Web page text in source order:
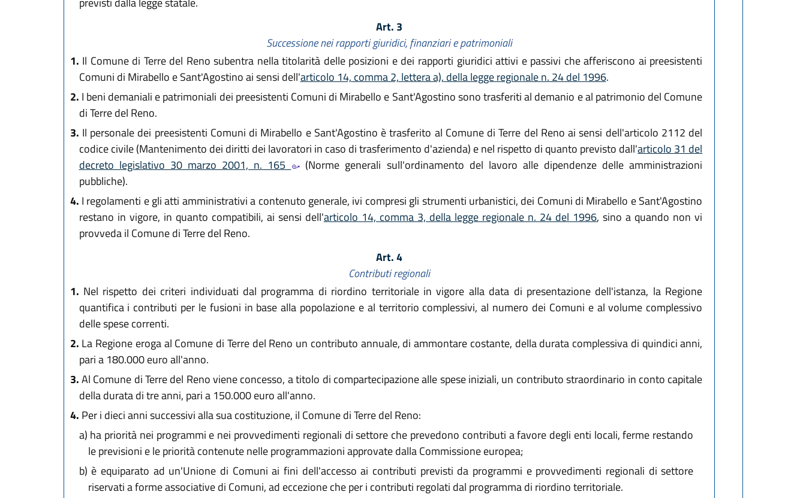
Art. 3
Successione nei rapporti giuridici, finanziari e patrimoniali
1. Il Comune di Terre del Reno subentra nella titolarità delle posizioni e dei rapporti giuridici attivi e passivi che afferiscono ai preesistenti
Comuni di Mirabello e Sant'Agostino ai sensi dell'articolo 14, comma 2, lettera a), della legge regionale n. 24 del 1996.
2. I beni demaniali e patrimoniali dei preesistenti Comuni di Mirabello e Sant'Agostino sono trasferiti al demanio e al patrimonio del Comune
di Terre del Reno.
3. Il personale dei preesistenti Comuni di Mirabello e Sant'Agostino è trasferito al Comune di Terre del Reno ai sensi dell'articolo 2112 del
codice civile (Mantenimento dei diritti dei lavoratori in caso di trasferimento d'azienda) e nel rispetto di quanto previsto dall'articolo 31 del
decreto legislativo 30 marzo 2001, n. 165
(Norme generali sull'ordinamento del lavoro alle dipendenze delle amministrazioni
pubbliche).
4. I regolamenti e gli atti amministrativi a contenuto generale, ivi compresi gli strumenti urbanistici, dei Comuni di Mirabello e Sant'Agostino
restano in vigore, in quanto compatibili, ai sensi dell'articolo 14, comma 3, della legge regionale n. 24 del 1996, sino a quando non vi
provveda il Comune di Terre del Reno.
Art. 4
Contributi regionali
1. Nel rispetto dei criteri individuati dal programma di riordino territoriale in vigore alla data di presentazione dell'istanza, la Regione
quantifica i contributi per le fusioni in base alla popolazione e al territorio complessivi, al numero dei Comuni e al volume complessivo
delle spese correnti.
2. La Regione eroga al Comune di Terre del Reno un contributo annuale, di ammontare costante, della durata complessiva di quindici anni,
pari a 180.000 euro all'anno.
3.Al Comune di Terre del Reno viene concesso, a titolo di compartecipazione alle spese iniziali, un contributo straordinario in conto capitale
della durata di tre anni, pari a 150.000 euro all'anno.
4. Per i dieci anni successivi alla sua costituzione, il Comune di Terre del Reno:
a) ha priorità nei programmi e nei provvedimenti regionali di settore che prevedono contributi a favore degli enti locali, ferme restando
le previsioni e le priorità contenute nelle programmazioni approvate dalla Commissione europea;
b) è equiparato ad un'Unione di Comuni ai fini dell'accesso ai contributi previsti da programmi e provvedimenti regionali di settore
riservati a forme associative di Comuni, ad eccezione che per i contributi regolati dal programma di riordino territoriale.